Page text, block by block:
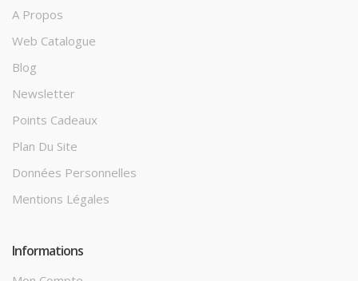
A Propos
Web Catalogue
Blog
Newsletter
Points Cadeaux
Plan Du Site
Données Personnelles
Mentions Légales
Informations